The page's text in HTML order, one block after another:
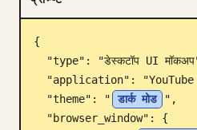
ब्लॉग
अपडेट
{
  "theme": "
डार्क मोड
",